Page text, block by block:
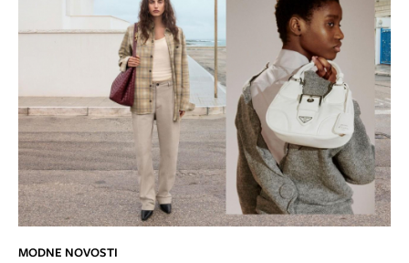
MODNE NOVOSTI